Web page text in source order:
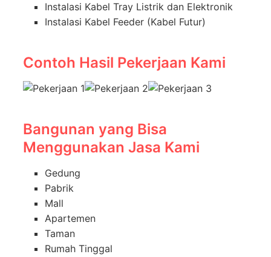
Instalasi Kabel Tray Listrik dan Elektronik
Instalasi Kabel Feeder (Kabel Futur)
Contoh Hasil Pekerjaan Kami
Bangunan yang Bisa
Menggunakan Jasa Kami
Gedung
Pabrik
Mall
Apartemen
Taman
Rumah Tinggal